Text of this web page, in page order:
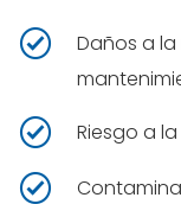
Daños a
Riesgo a